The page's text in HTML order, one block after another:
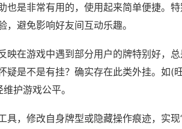
也是非常有用的，使用起来简单便捷。
避免影响好友间互动乐趣。
映在游戏中遇到部分用户的牌特别好，
疑是不是有挂？确实存在此类外挂。如(
护游戏公平。
，修改自身牌型或隐藏操作痕迹，实现